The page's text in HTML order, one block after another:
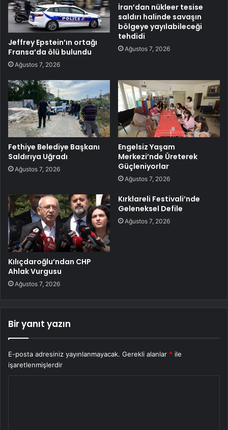
Jeffrey Epstein’ın ortağı
Fransa’da ölü bulundu
Ağustos 7, 2026
İran’dan nükleer tesise
saldırı halinde savaşın
bölgeye yayılabileceği
tehdidi
Ağustos 7, 2026
Fethiye Belediye Başkanı
Saldırıya Uğradı
Ağustos 7, 2026
Engelsiz Yaşam
Merkezi’nde Üreterek
Güçleniyorlar
Ağustos 7, 2026
Kılıçdaroğlu’ndan CHP
Ahlak Vurgusu
Ağustos 7, 2026
Kırklareli Festivali’nde
Geleneksel Defile
Ağustos 7, 2026
Bir yanıt yazın
E-posta adresiniz yayınlanmayacak. Gerekli alanlar * ile
işaretlenmişlerdir